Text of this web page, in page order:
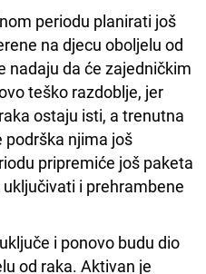
periodu planirati još
na djecu oboljelu od
nadaju da će zajedničkim
teško razdoblje, jer
ostaju isti, a trenutna
podrška njima još
pripremiće još paketa
i prehrambene
i ponovo budu dio
od raka. Aktivan je